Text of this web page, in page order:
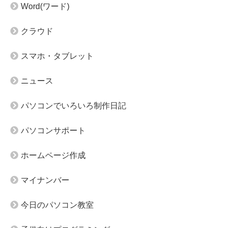
Word(ワード)
クラウド
スマホ・タブレット
ニュース
パソコンでいろいろ制作日記
パソコンサポート
ホームページ作成
マイナンバー
今日のパソコン教室